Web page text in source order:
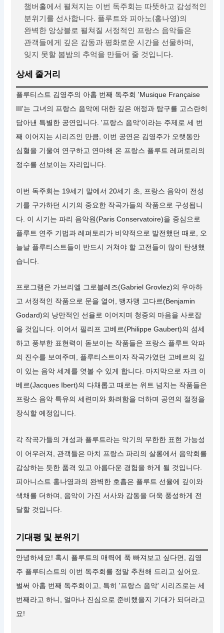
챔버홀에서 펼쳐지는 이번 독주회는 따뜻하고 감성적인
분위기를 선사합니다. 플루트와 피아노(홍나영)의
완벽한 앙상블로 펼쳐질 서정적인 프랑스 음악들은
관객들에게 깊은 감동과 평화로운 시간을 선물하며,
잊지 못할 봄밤의 추억을 만들어 줄 것입니다.
상세 줄거리
플루티스트 김영주의 아홉 번째 독주회 'Musique Française
III'는 그녀의 프랑스 음악에 대한 깊은 애정과 탐구를 고스란히
담아낸 특별한 공연입니다. '프랑스 음악'이라는 주제로 세 번
째 이어지는 시리즈인 만큼, 이번 공연은 김영주가 오랫동안
심혈을 기울여 연구하고 연마해 온 프랑스 플루트 레퍼토리의
정수를 선보이는 자리입니다.
이번 독주회는 19세기 말에서 20세기 초, 프랑스 음악이 전성
기를 구가하던 시기의 중요한 작곡가들의 작품으로 구성됩니
다. 이 시기는 파리 음악원(Paris Conservatoire)을 중심으로
플루트 연주 기법과 레퍼토리가 비약적으로 발전했던 때로, 오
늘날 플루티스트들이 반드시 거쳐야 할 고전들이 많이 탄생했
습니다.
프로그램은 가브리엘 그로블레즈(Gabriel Grovlez)의 우아하
고 서정적인 작품으로 문을 열어, 뱅자맹 고다르(Benjamin
Godard)의 낭만적인 선율로 이어지며 청중의 마음을 사로잡
을 것입니다. 이어서 필리프 고베르(Philippe Gaubert)의 섬세
하고 풍부한 표현력이 돋보이는 작품들은 프랑스 플루트 악파
의 진수를 보여주며, 플루티스트이자 작곡가였던 고베르의 깊
이 있는 음악 세계를 엿볼 수 있게 합니다. 마지막으로 자크 이
베르(Jacques Ibert)의 다채롭고 때로는 위트 넘치는 작품들은
프랑스 음악 특유의 세련미와 화려함을 더하며 공연의 절정을
장식할 예정입니다.
각 작곡가들의 개성과 플루트라는 악기의 무한한 표현 가능성
이 어우러져, 관객들은 마치 프랑스 파리의 살롱에서 음악회를
감상하는 듯한 품격 있고 아름다운 경험을 하게 될 것입니다.
피아니스트 홍나영과의 완벽한 호흡은 플루트 선율에 깊이와
색채를 더하며, 음악이 가진 서사와 감동을 더욱 풍성하게 전
달할 것입니다.
기대평 및 분위기
안녕하세요! 혹시 플루트의 매력에 푹 빠져보고 싶다면, 김영
주 플루티스트의 이번 독주회를 정말 추천해 드리고 싶어요.
벌써 아홉 번째 독주회이고, 특히 '프랑스 음악' 시리즈로는 세
번째라고 하니, 얼마나 진심으로 준비했을지 기대가 되더라고
요!